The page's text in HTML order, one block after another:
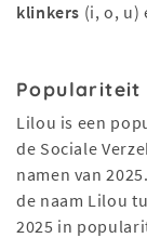
klinkers (i, o, u)
Populariteit
Lilou is een
de Sociale
namen van
de naam Lilou
2025 in